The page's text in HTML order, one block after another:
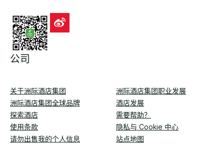
公司
关于洲际酒店集团
洲际酒店集团职业发展
洲际酒店集团全球品牌
酒店发展
探索酒店
需要帮助？
使用条款
隐私与 Cookie 中心
请勿出售我的个人信息
站点地图